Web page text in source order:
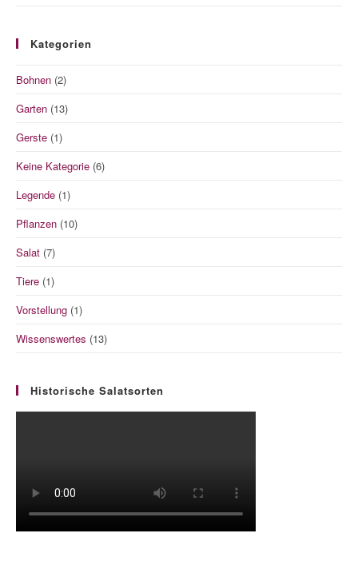
Kategorien
Bohnen (2)
Garten (13)
Gerste (1)
Keine Kategorie (6)
Legende (1)
Pflanzen (10)
Salat (7)
Tiere (1)
Vorstellung (1)
Wissenswertes (13)
Historische Salatsorten